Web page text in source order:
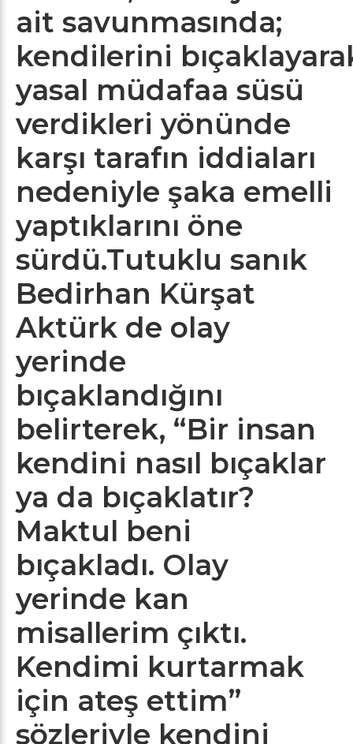
ait savunmasında;
kendilerini
yasal müdafaa süsü
verdikleri yönünde
karşı tarafın iddiaları
nedeniyle şaka emelli
yaptıklarını öne
sürdü.Tutuklu sanık
Bedirhan Kürşat
Aktürk de olay
yerinde
bıçaklandığını
belirterek, “Bir insan
kendini nasıl bıçaklar
ya da bıçaklatır?
Maktul beni
bıçakladı. Olay
yerinde kan
misallerim çıktı.
Kendimi kurtarmak
için ateş ettim”
sözleriyle kendini